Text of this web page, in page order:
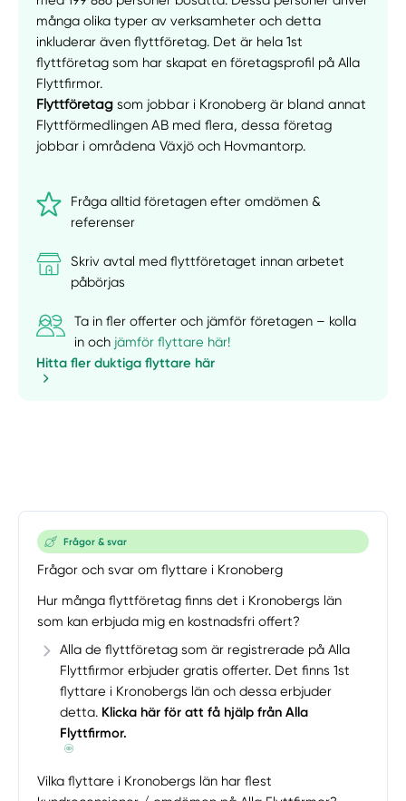
många olika typer av verksamheter och detta
inkluderar även flyttföretag. Det är hela 1st
flyttföretag som har skapat en företagsprofil på Alla
Flyttfirmor.
Flyttföretag som jobbar i Kronoberg är bland annat
Flyttförmedlingen AB med flera, dessa företag
jobbar i områdena Växjö och Hovmantorp.
Fråga alltid företagen efter omdömen &
referenser
Skriv avtal med flyttföretaget innan arbetet
påbörjas
Ta in fler offerter och jämför företagen – kolla
in och jämför flyttare här!
Hitta fler duktiga flyttare här
Frågor & svar
Frågor och svar om flyttare i Kronoberg
Hur många flyttföretag finns det i Kronobergs län
som kan erbjuda mig en kostnadsfri offert?
Alla de flyttföretag som är registrerade på Alla
Flyttfirmor erbjuder gratis offerter. Det finns 1st
flyttare i Kronobergs län och dessa erbjuder
detta. Klicka här för att få hjälp från Alla
Flyttfirmor.
Vilka flyttare i Kronobergs län har flest